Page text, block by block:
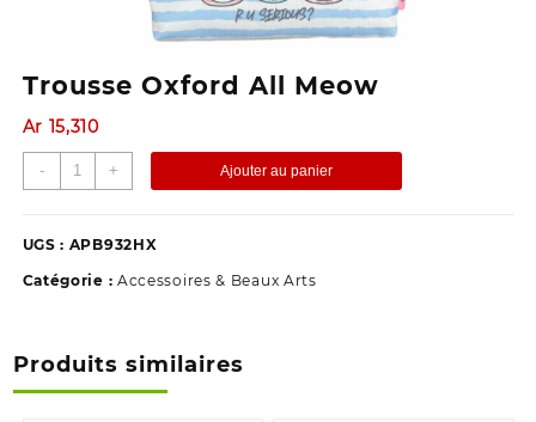
Trousse Oxford All Meow
Ar 15,310
-
quantité
de
Oxford
Meow
+ Ajouter au panier
UGS : APB932HX
Catégorie : Accessoires & Beaux Arts
Produits similaires